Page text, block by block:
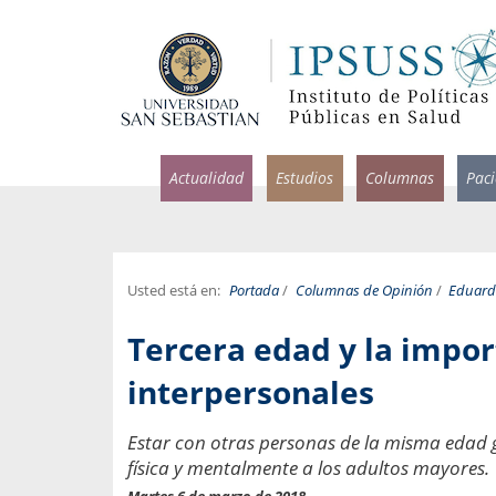
Actualidad Estudios Columnas
Usted está en: Portada/ Columnas de Opinión /
Tercera edad y la
interpersonales
Estar con otras personas de la misma
física y mentalmente a los adultos mayores.
por incapacidad
Infectólogo y profesor
Medicina, Universidad
Usamos la palabra
una enfermedad